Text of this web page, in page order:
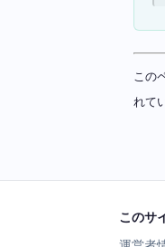
この
れて
このサ